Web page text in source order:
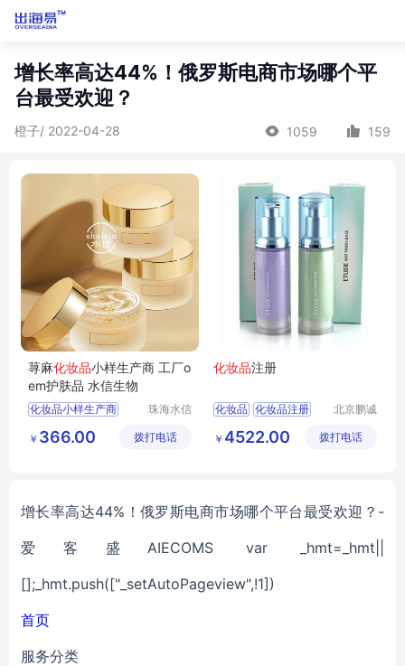
增长率高达44%！俄罗斯电商市场哪个平
台最受欢迎？
橙子/ 2022-04-28 1059 159
荨麻化妆品小样生产商 工厂o
em护肤品 水信生物
化妆品小样生产商
化妆品生产厂址
珠海水信
有限公司
￥ 366.00 拨打电话
化妆品注册
化妆品 化妆品注册
北京鹏诚
咨询有限
￥ 4522.00 拨打电话
增长率高达44%！俄罗斯电商市场哪个平台最受欢迎？-
爱客盛AIECOMS var _hmt=_hmt||
[];_hmt.push(["_setAutoPageview",!1])
首页
服务分类